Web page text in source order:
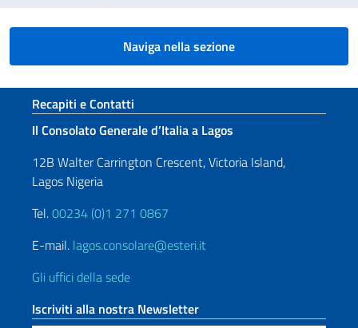
Naviga nella sezione
Sezione footer
Recapiti e Contatti
Il Consolato Generale d’Italia a Lagos
12B Walter Carrington Crescent, Victoria Island,
Lagos Nigeria
Tel.00234 (0)1 271 0867
E-mail. lagos.consolare@esteri.it
Gli uffici della sede
Iscriviti alla nostra Newsletter